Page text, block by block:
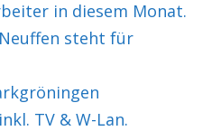
in diesem Monat.
steht für
TV & W-Lan.